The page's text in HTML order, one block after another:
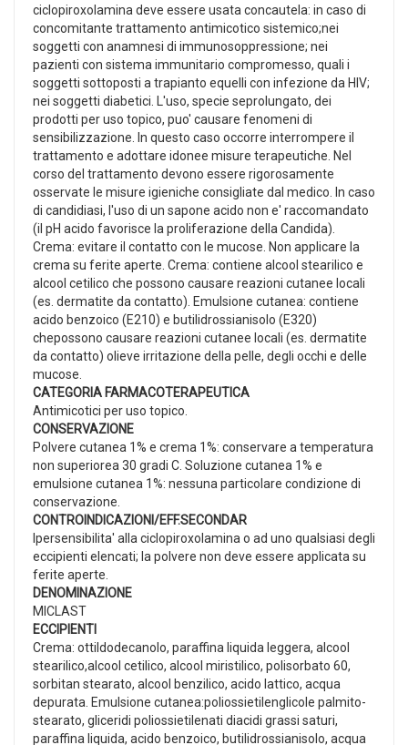
ciclopiroxolamina deve essere usata concautela: in caso di
concomitante trattamento antimicotico sistemico;nei
soggetti con anamnesi di immunosoppressione; nei
pazienti con sistema immunitario compromesso, quali i
soggetti sottoposti a trapianto equelli con infezione da HIV;
nei soggetti diabetici. L'uso, specie seprolungato, dei
prodotti per uso topico, puo' causare fenomeni di
sensibilizzazione. In questo caso occorre interrompere il
trattamento e adottare idonee misure terapeutiche. Nel
corso del trattamento devono essere rigorosamente
osservate le misure igieniche consigliate dal medico. In caso
di candidiasi, l'uso di un sapone acido non e' raccomandato
(il pH acido favorisce la proliferazione della Candida).
Crema: evitare il contatto con le mucose. Non applicare la
crema su ferite aperte. Crema: contiene alcool stearilico e
alcool cetilico che possono causare reazioni cutanee locali
(es. dermatite da contatto). Emulsione cutanea: contiene
acido benzoico (E210) e butilidrossianisolo (E320)
chepossono causare reazioni cutanee locali (es. dermatite
da contatto) olieve irritazione della pelle, degli occhi e delle
mucose.
CATEGORIA FARMACOTERAPEUTICA
Antimicotici per uso topico.
CONSERVAZIONE
Polvere cutanea 1% e crema 1%: conservare a temperatura
non superiorea 30 gradi C. Soluzione cutanea 1% e
emulsione cutanea 1%: nessuna particolare condizione di
conservazione.
CONTROINDICAZIONI/EFF.SECONDAR
Ipersensibilita' alla ciclopiroxolamina o ad uno qualsiasi degli
eccipienti elencati; la polvere non deve essere applicata su
ferite aperte.
DENOMINAZIONE
MICLAST
ECCIPIENTI
Crema: ottildodecanolo, paraffina liquida leggera, alcool
stearilico,alcool cetilico, alcool miristilico, polisorbato 60,
sorbitan stearato, alcool benzilico, acido lattico, acqua
depurata. Emulsione cutanea:poliossietilenglicole palmito-
stearato, gliceridi poliossietilenati diacidi grassi saturi,
paraffina liquida, acido benzoico, butilidrossianisolo, acqua